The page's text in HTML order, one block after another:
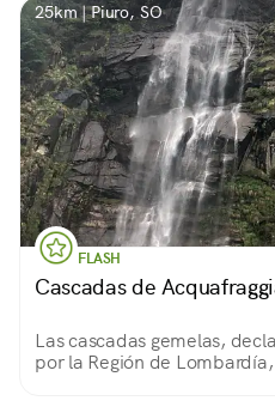
25km | Piuro, SO
FLASH
Cascadas de
Las cascadas gemelas,
por la Región de